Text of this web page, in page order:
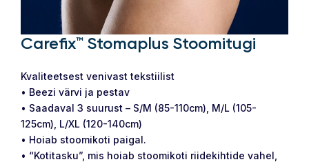
Carefix™ Stomaplus Stoomitugi
Kvaliteetsest venivast tekstiilist
• Beezi värvi ja pestav
• Saadaval 3 suurust – S/M (85-110cm), M/L (105-
125cm), L/XL (120-140cm)
• Hoiab stoomikoti paigal.
• “Kotitasku”, mis hoiab stoomikoti riidekihtide vahel,